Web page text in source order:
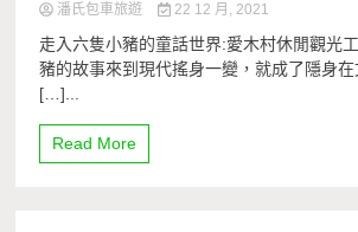
潘氏包車旅遊 22 12 月, 2021
走入六隻小豬的童話世界:愛木村休閒觀光
豬的故事來到現代搖身一變，就成了隱身在
[…]...
Read More